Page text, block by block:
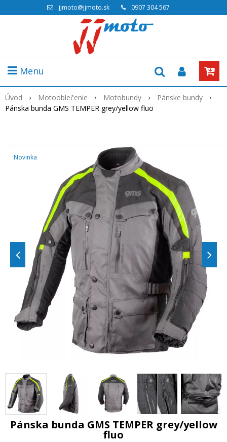
jjmoto@jjmoto.sk 0907 304 567
Menu
Úvod Motooblečenie Motobundy
Pánske bundy
Pánska bunda GMS TEMPER grey/yellow fluo
Novinka
Pánska bunda GMS TEMPER grey/yellow
fluo